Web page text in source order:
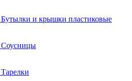
Бутылки и крышки пластиковые
Соусницы
Тарелки